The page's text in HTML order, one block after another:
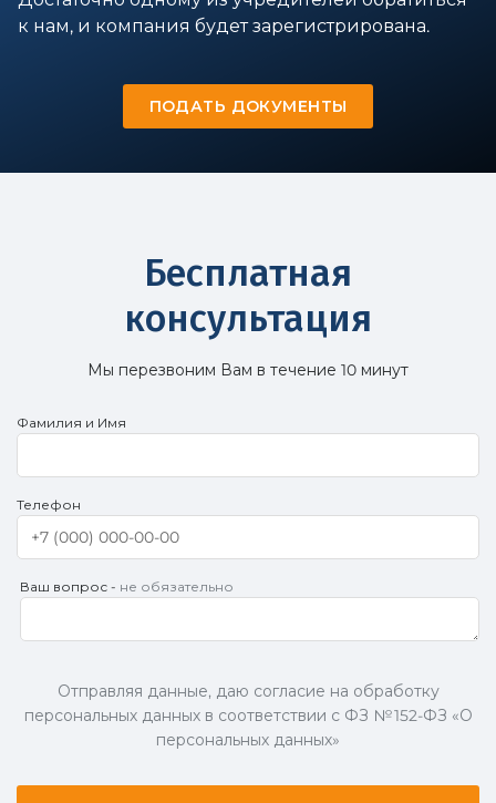
к нам, и компания будет зарегистрирована.
ПОДАТЬ ДОКУМЕНТЫ
Бесплатная
консультация
Мы перезвоним Вам в течение 10 минут
Фамилия и Имя
Телефон
Ваш вопрос - не обязательно
Отправляя данные, даю согласие на обработку
персональных данных в соответствии с ФЗ № 152-ФЗ «О
персональных данных»